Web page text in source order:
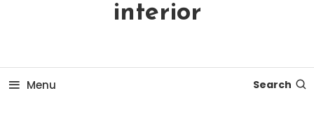
interior
Menu Search